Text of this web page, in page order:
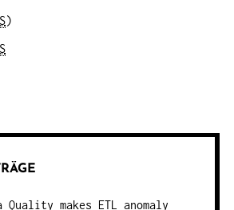
)
Quality makes ETL anomaly